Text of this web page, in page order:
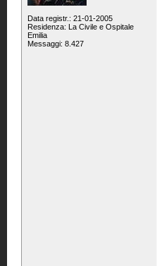
Data registr.: 21-01-2005
Residenza: La Civile e Ospitale
Emilia
Messaggi: 8.427